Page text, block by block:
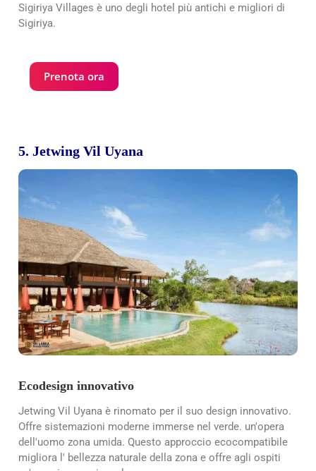
Sigiriya Villages è uno degli hotel più antichi e migliori di
Sigiriya.
Prenota ora
5. Jetwing Vil Uyana
Ecodesign innovativo
Jetwing Vil Uyana è rinomato per il suo design innovativo.
Offre sistemazioni moderne immerse nel verde. un'opera
dell'uomo zona umida. Questo approccio ecocompatibile
migliora l' bellezza naturale della zona e offre agli ospiti